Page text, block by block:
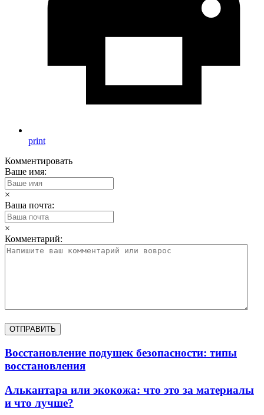
print
Комментировать
Ваше имя:
×
Ваша почта:
×
Комментарий:
Восстановление подушек безопасности: типы
восстановления
Алькантара или экокожа: что это за материалы
и что лучше?